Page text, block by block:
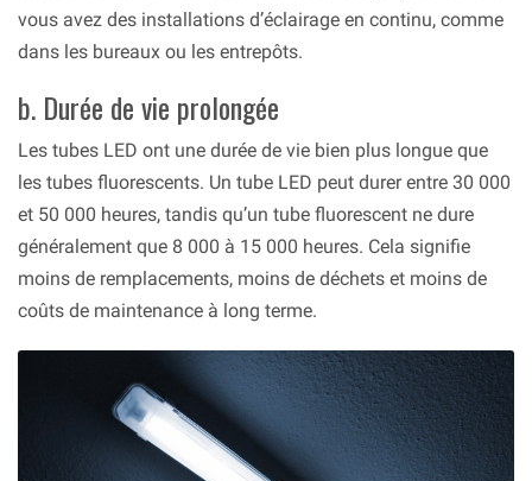
vous avez des installations d’éclairage en continu, comme
dans les bureaux ou les entrepôts.
b. Durée de vie prolongée
Les tubes LED ont une durée de vie bien plus longue que
les tubes fluorescents. Un tube LED peut durer entre 30 000
et 50 000 heures, tandis qu’un tube fluorescent ne dure
généralement que 8 000 à 15 000 heures. Cela signifie
moins de remplacements, moins de déchets et moins de
coûts de maintenance à long terme.